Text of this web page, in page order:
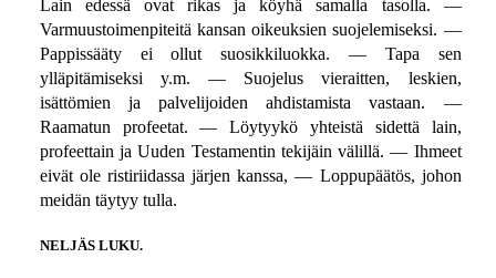
Lain edessä ovat rikas ja köyhä samalla tasolla. —
Varmuustoimenpiteitä kansan oikeuksien suojelemiseksi. —
Pappissääty ei ollut suosikkiluokka. — Tapa sen
ylläpitämiseksi y.m. — Suojelus vieraitten, leskien,
isättömien ja palvelijoiden ahdistamista vastaan. —
Raamatun profeetat. — Löytyykö yhteistä sidettä lain,
profeettain ja Uuden Testamentin tekijäin välillä. — Ihmeet
eivät ole ristiriidassa järjen kanssa, — Loppupäätös, johon
meidän täytyy tulla.
NELJÄS LUKU.